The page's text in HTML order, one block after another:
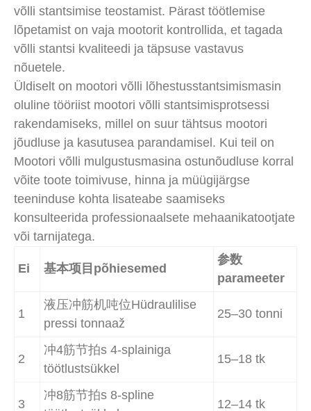
võlli stantsimise teostamist. Pärast töötlemise
lõpetamist on vaja mootorit kontrollida, et tagada
võlli stantsi kvaliteedi ja täpsuse vastavus
nõuetele.
Üldiselt on mootori võlli lõhestusstantsimismasin
oluline tööriist mootori võlli stantsimisprotsessi
rakendamiseks, millel on suur tähtsus mootori
jõudluse ja kasutusea parandamisel. Kui teil on
Mootori võlli mulgustusmasina ostunõudluse korral
võite toote toimivuse, hinna ja müügijärgse
teeninduse kohta lisateabe saamiseks
konsulteerida professionaalsete mehaanikatootjate
või tarnijatega.
Ei 基本项目põhiesemed
参数
parameeter
1
液压冲筋机吨位Hüdraulilise
pressi tonnaaž
25–30 tonni
2
冲4筋节拍s 4-splainiga
töötlustsükkel
15–18 tk
3
冲8筋节拍s 8-spline
12–14 tk